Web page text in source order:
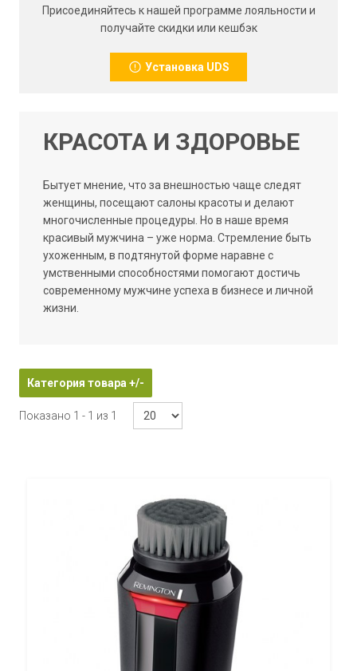
Присоединяйтесь к нашей программе лояльности и
получайте скидки или кешбэк
Установка UDS
КРАСОТА И ЗДОРОВЬЕ
Бытует мнение, что за внешностью чаще следят
женщины, посещают салоны красоты и делают
многочисленные процедуры. Но в наше время
красивый мужчина – уже норма. Стремление быть
ухоженным, в подтянутой форме наравне с
умственными способностями помогают достичь
современному мужчине успеха в бизнесе и личной
жизни.
Категория товара +/-
Показано 1 - 1 из 1